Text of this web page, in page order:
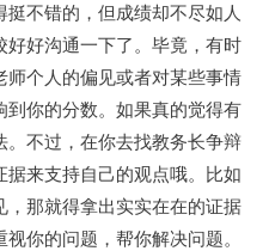
不错的，但成绩却不尽如人
好沟通一下了。毕竟，有时
个人的偏见或者对某些事情
你的分数。如果真的觉得有
。不过，在你去找教务长争辩
来支持自己的观点哦。比如
那就得拿出实实在在的证据
你的问题，帮你解决问题。